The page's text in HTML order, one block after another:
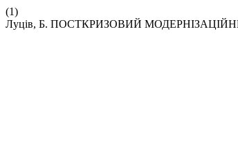
(1)
Луців, Б. ПОСТКРИЗОВИЙ